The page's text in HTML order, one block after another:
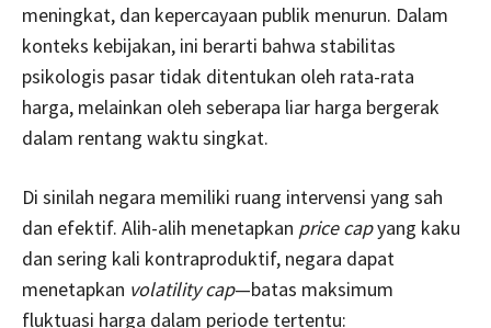
meningkat, dan kepercayaan publik menurun. Dalam
konteks kebijakan, ini berarti bahwa stabilitas
psikologis pasar tidak ditentukan oleh rata-rata
harga, melainkan oleh seberapa liar harga bergerak
dalam rentang waktu singkat.
Di sinilah negara memiliki ruang intervensi yang sah
dan efektif. Alih-alih menetapkan price capyang kaku
dan sering kali kontraproduktif, negara dapat
menetapkan volatility cap—batas maksimum
fluktuasi harga dalam periode tertentu: